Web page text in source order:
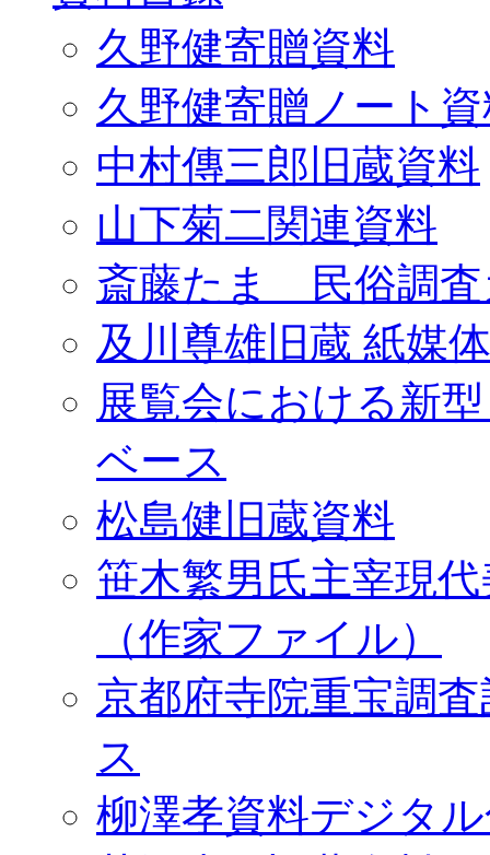
久野健寄贈資料
久野健寄贈ノート
中村傳三郎旧蔵資料
山下菊二関連資料
斎藤たま 民俗調査
及川尊雄旧蔵 紙媒
展覧会における新
ベース
松島健旧蔵資料
笹木繁男氏主宰現
（作家ファイル）
京都府寺院重宝調
ス
柳澤孝資料デジタ